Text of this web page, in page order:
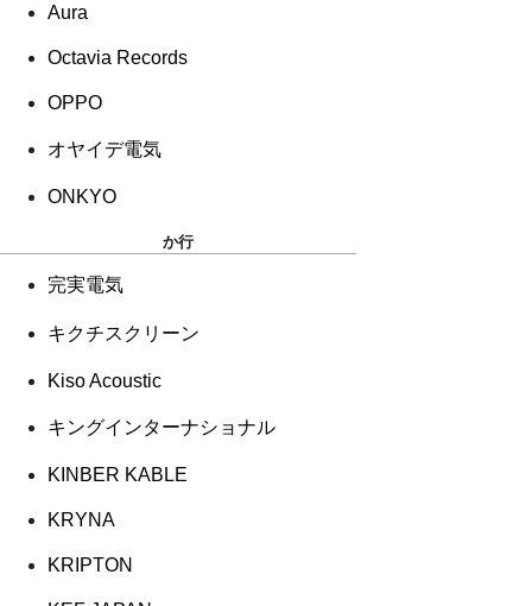
Aura
Octavia Records
OPPO
オヤイデ電気
ONKYO
か行
完実電気
キクチスクリーン
Kiso Acoustic
キングインターナショナル
KINBER KABLE
KRYNA
KRIPTON